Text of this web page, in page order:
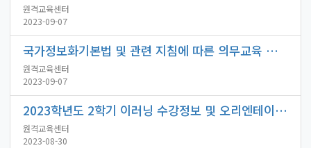
원격교육센터
2023-09-07
국가정보화기본법 및 관련 지침에 따른 의무교육 수강 안내
원격교육센터
2023-09-07
2023학년도 2학기 이러닝 수강정보 및 오리엔테이션 안내
원격교육센터
2023-08-30